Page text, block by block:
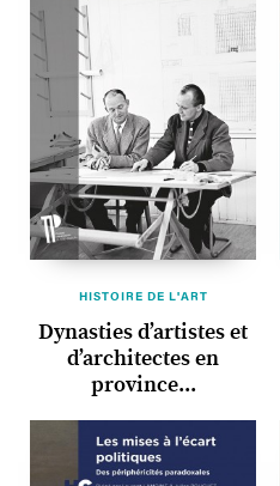
HISTOIRE DE L'ART
Dynasties d’artistes et
d’architectes en
province...